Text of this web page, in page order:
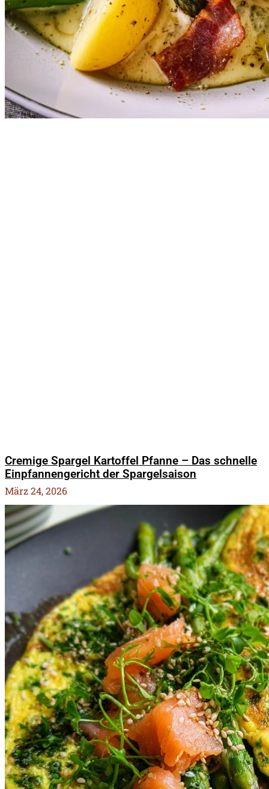
Cremige Spargel Kartoffel Pfanne – Das schnelle
Einpfannengericht der Spargelsaison
März 24, 2026